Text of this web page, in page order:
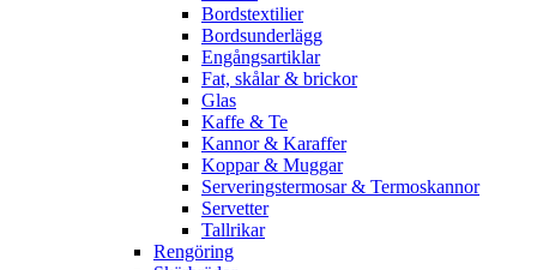
Bordstextilier
Bordsunderlägg
Engångsartiklar
Fat, skålar & brickor
Glas
Kaffe & Te
Kannor & Karaffer
Koppar & Muggar
Serveringstermosar & Termoskannor
Servetter
Tallrikar
Rengöring